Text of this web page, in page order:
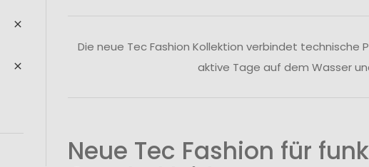
Die neue Tec Fashion Kollektion verbindet
aktive Tage auf dem Wasser
Neue Tec Fashion für